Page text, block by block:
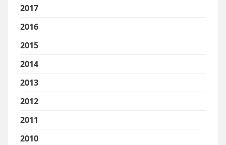
2017
2016
2015
2014
2013
2012
2011
2010